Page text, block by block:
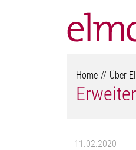
Home Über
11.02.2020